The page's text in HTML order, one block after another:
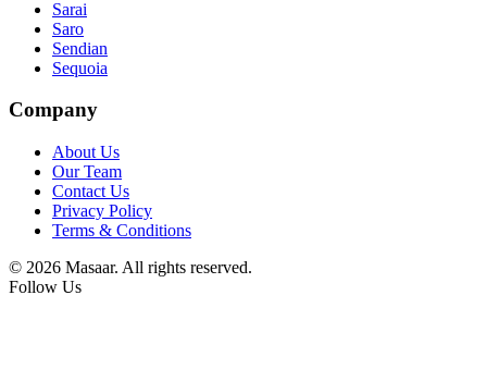
Sarai
Saro
Sendian
Sequoia
Company
About Us
Our Team
Contact Us
Privacy Policy
Terms & Conditions
© 2026 Masaar. All rights reserved.
Follow Us